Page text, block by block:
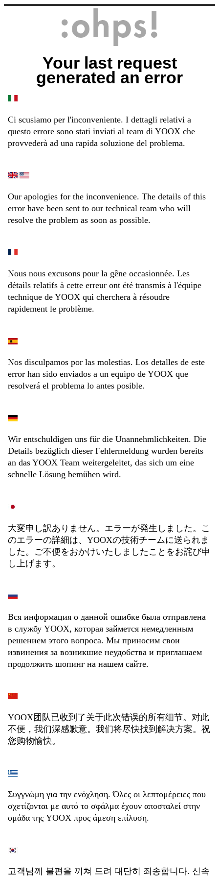
Your last request
generated an error
Ci scusiamo per l'inconveniente. I dettagli relativi a
questo errore sono stati inviati al team di YOOX che
provvederà ad una rapida soluzione del problema.
Our apologies for the inconvenience. The details of this
error have been sent to our technical team who will
resolve the problem as soon as possible.
Nous nous excusons pour la gêne occasionnée. Les
détails relatifs à cette erreur ont été transmis à l'équipe
technique de YOOX qui cherchera à résoudre
rapidement le problème.
Nos disculpamos por las molestias. Los detalles de este
error han sido enviados a un equipo de YOOX que
resolverá el problema lo antes posible.
Wir entschuldigen uns für die Unannehmlichkeiten. Die
Details bezüglich dieser Fehlermeldung wurden bereits
an das YOOX Team weitergeleitet, das sich um eine
schnelle Lösung bemühen wird.
大変申し訳ありません。エラーが発生しました。こ
のエラーの詳細は、YOOXの技術チームに送られま
した。ご不便をおかけいたしましたことをお詫び申
し上げます。
Вся информация о данной ошибке была отправлена
в службу YOOX, которая займется немедленным
решением этого вопроса. Мы приносим свои
извинения за возникшие неудобства и приглашаем
продолжить шопинг на нашем сайте.
YOOX团队已收到了关于此次错误的所有细节。对此
不便，我们深感歉意。我们将尽快找到解决方案。祝
您购物愉快。
Συγγνώμη για την ενόχληση. Όλες οι λεπτομέρειες που
σχετίζονται με αυτό το σφάλμα έχουν αποσταλεί στην
ομάδα της YOOX προς άμεση επίλυση.
고객님께 불편을 끼쳐 드려 대단히 죄송합니다. 신속